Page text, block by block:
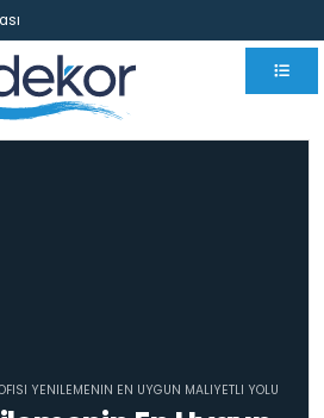
YENILEMENIN EN UYGUN MALIYETLI YOLU